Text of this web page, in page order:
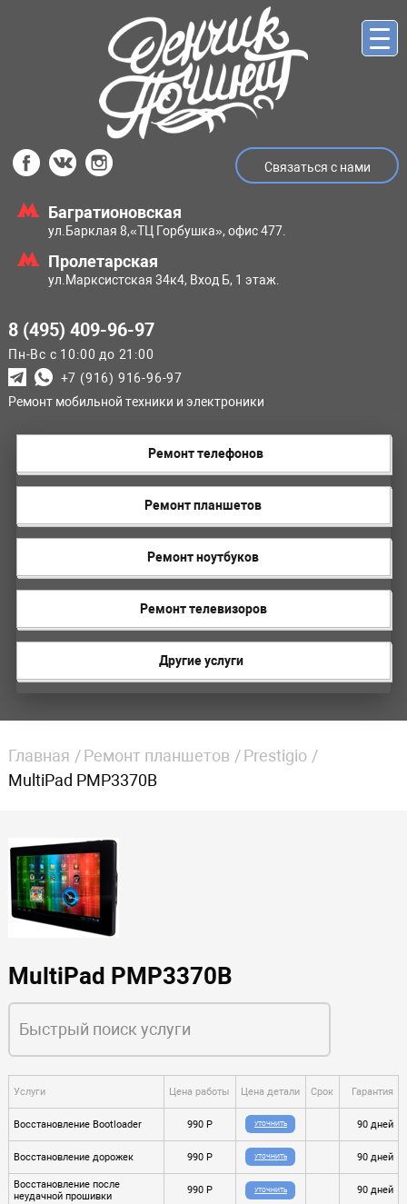
Связаться с нами
Багратионовская
ул.Барклая 8,«ТЦ Горбушка», офис 477.
Пролетарская
ул.Марксистская 34к4, Вход Б, 1 этаж.
8 (495) 409-96-97
Пн-Вс с 10:00 до 21:00
+7 (916) 916-96-97
Ремонт мобильной техники и электроники
Ремонт телефонов
Ремонт планшетов
Ремонт ноутбуков
Ремонт телевизоров
Другие услуги
Главная Ремонт планшетов
Prestigio
MultiPad PMP3370B
MultiPad PMP3370B
Услуги Цена работы Цена детали Срок Гарантия
Восстановление Bootloader 990 P УТОЧНИТЬ 90 дней
Восстановление дорожек 990 P УТОЧНИТЬ 90 дней
Восстановление после
неудачной прошивки
990 P УТОЧНИТЬ 90 дней